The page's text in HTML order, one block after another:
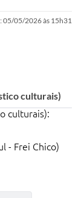
05/05/2026 às 15h31
culturais)
culturais):
- Frei Chico)